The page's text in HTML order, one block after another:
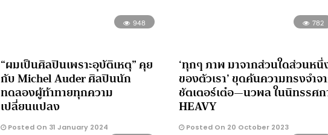
948
“ผมเป็นศิลปินเพราะอุบัติเหตุ” คุย
กับ Michel Auder ศิลปินนัก
ทดลองผู้ท้าทายทุกความ
เปลี่ยนแปลง
Posted On 31 January 2024
782
‘ทุกๆ ภาพ มาจากส่วนใดส่วนหนึ่
ของตัวเรา’ ขุดค้นความทรงจำจ
ชัตเตอร์เต๋อ—นวพล ในนิทรรศก
HEAVY
Posted On 20 October 2023